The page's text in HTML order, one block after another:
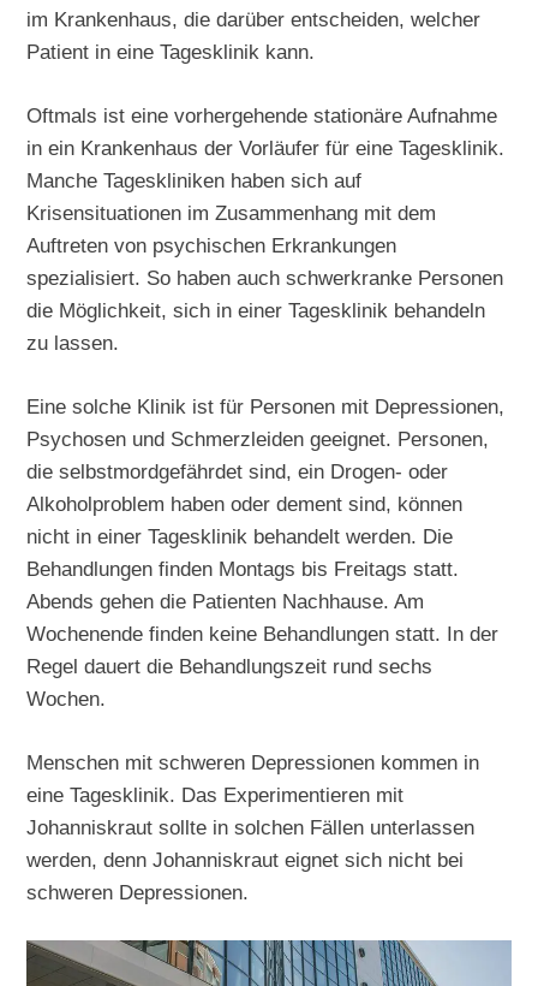
im Krankenhaus, die darüber entscheiden, welcher
Patient in eine Tagesklinik kann.
Oftmals ist eine vorhergehende stationäre Aufnahme
in ein Krankenhaus der Vorläufer für eine Tagesklinik.
Manche Tageskliniken haben sich auf
Krisensituationen im Zusammenhang mit dem
Auftreten von psychischen Erkrankungen
spezialisiert. So haben auch schwerkranke Personen
die Möglichkeit, sich in einer Tagesklinik behandeln
zu lassen.
Eine solche Klinik ist für Personen mit Depressionen,
Psychosen und Schmerzleiden geeignet. Personen,
die selbstmordgefährdet sind, ein Drogen- oder
Alkoholproblem haben oder dement sind, können
nicht in einer Tagesklinik behandelt werden. Die
Behandlungen finden Montags bis Freitags statt.
Abends gehen die Patienten Nachhause. Am
Wochenende finden keine Behandlungen statt. In der
Regel dauert die Behandlungszeit rund sechs
Wochen.
Menschen mit schweren Depressionen kommen in
eine Tagesklinik. Das Experimentieren mit
Johanniskraut sollte in solchen Fällen unterlassen
werden, denn Johanniskraut eignet sich nicht bei
schweren Depressionen.